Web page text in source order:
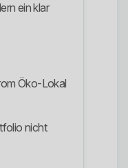
ein klar
Öko-Lokal
nicht